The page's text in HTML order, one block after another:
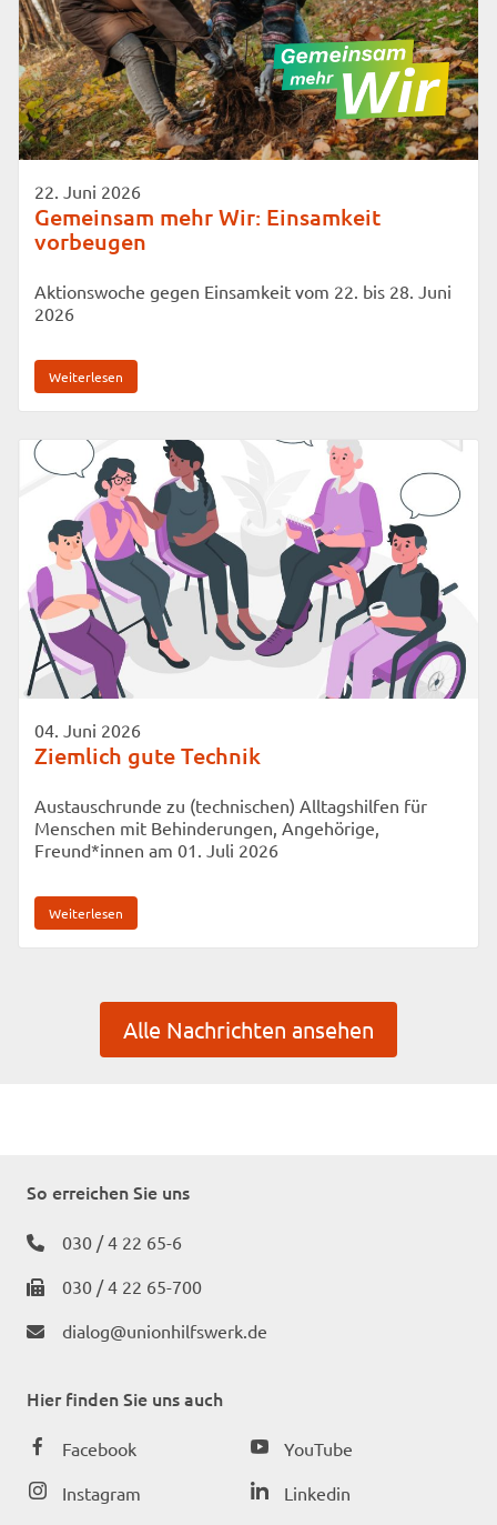
22. Juni 2026
Gemeinsam mehr Wir: Einsamkeit
vorbeugen
Aktionswoche gegen Einsamkeit vom 22. bis 28. Juni
2026
Weiterlesen
04. Juni 2026
Ziemlich gute Technik
Austauschrunde zu (technischen) Alltagshilfen für
Menschen mit Behinderungen, Angehörige,
Freund*innen am 01. Juli 2026
Weiterlesen
Alle Nachrichten ansehen
So erreichen Sie uns
030 / 4 22 65-6
030 / 4 22 65-700
dialog@unionhilfswerk.de
Hier finden Sie uns auch
Facebook
Instagram
YouTube
Linkedin